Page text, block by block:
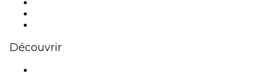
Découvrir